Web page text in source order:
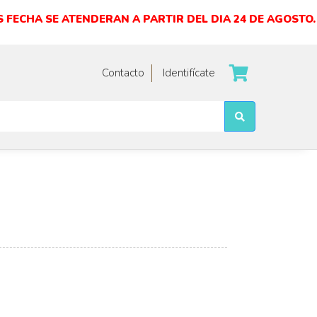
SE ATENDERAN A PARTIR DEL DIA 24 DE AGOSTO.
Contacto Identifícate